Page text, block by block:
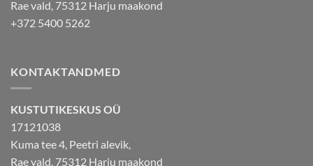
Rae vald, 75312 Harju maakond
+372 5400 5262
KONTAKTANDMED
KUSTUTIKESKUS OÜ
17121038
Kuma tee 4, Peetri alevik,
Rae vald, 75312 Harju maakond